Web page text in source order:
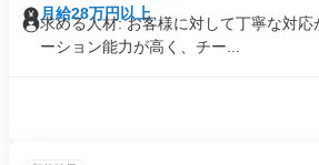
月給28万円以上
求める人材: お客様に対して丁寧な対
ーション能力が高く、チー...